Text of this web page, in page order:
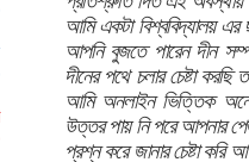
আমি একটা বিশ্ববিদ্যালয়
আপনি বুজতে পারেন দীন
দীনের পথে চলার চেষ্টা
আমি অনলাইন ভিত্তিক
উত্তর পায় নি পরে আপনার
প্রশ্ন করে জানার চেষ্টা